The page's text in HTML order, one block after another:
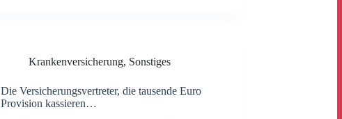
Krankenversicherung, Sonstiges
Die Versicherungsvertreter, die tausende Euro
Provision kassieren…